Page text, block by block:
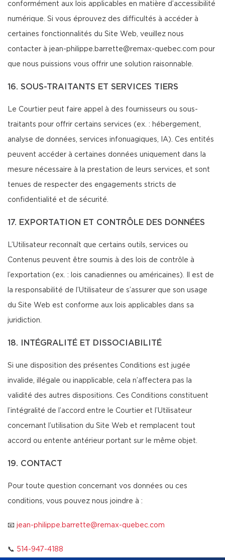
conformément aux lois applicables en matière d’accessibilité
numérique. Si vous éprouvez des difficultés à accéder à
certaines fonctionnalités du Site Web, veuillez nous
contacter à jean-philippe.barrette@remax-quebec.com pour
que nous puissions vous offrir une solution raisonnable.
16. SOUS-TRAITANTS ET SERVICES TIERS
Le Courtier peut faire appel à des fournisseurs ou sous-
traitants pour offrir certains services (ex. : hébergement,
analyse de données, services infonuagiques, IA). Ces entités
peuvent accéder à certaines données uniquement dans la
mesure nécessaire à la prestation de leurs services, et sont
tenues de respecter des engagements stricts de
confidentialité et de sécurité.
17. EXPORTATION ET CONTRÔLE DES DONNÉES
L’Utilisateur reconnaît que certains outils, services ou
Contenus peuvent être soumis à des lois de contrôle à
l’exportation (ex. : lois canadiennes ou américaines). Il est de
la responsabilité de l’Utilisateur de s’assurer que son usage
du Site Web est conforme aux lois applicables dans sa
juridiction.
18. INTÉGRALITÉ ET DISSOCIABILITÉ
Si une disposition des présentes Conditions est jugée
invalide, illégale ou inapplicable, cela n’affectera pas la
validité des autres dispositions. Ces Conditions constituent
l’intégralité de l’accord entre le Courtier et l’Utilisateur
concernant l’utilisation du Site Web et remplacent tout
accord ou entente antérieur portant sur le même objet.
19. CONTACT
Pour toute question concernant vos données ou ces
conditions, vous pouvez nous joindre à :
📧 jean-philippe.barrette@remax-quebec.com
📞 514-947-4188